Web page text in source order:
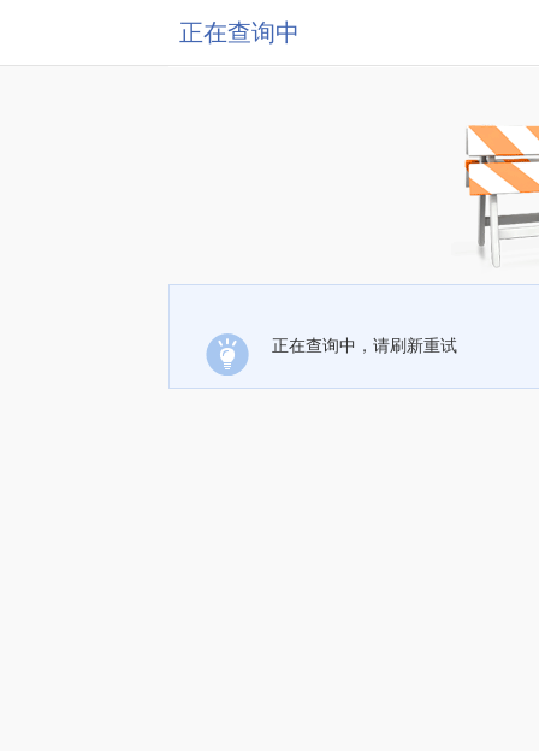
正在查询中
正在查询中，请刷新重试